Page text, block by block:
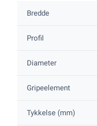
Bredde
Profil
Diameter
Gripeelement
Tykkelse (mm)